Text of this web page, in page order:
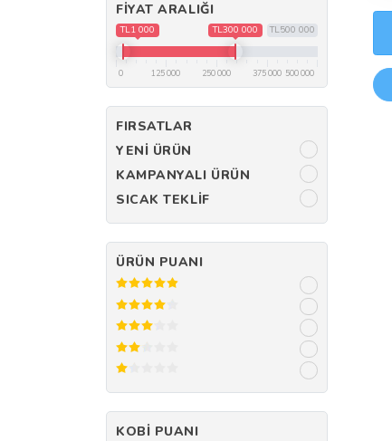
FIYAT ARALIĞI
TL500 000
TL1 000 TL300 000
0 125 000 250 000 375 000 500 000
FIRSATLAR
YENI ÜRÜN
KAMPANYALI ÜRÜN
SICAK TEKLIF
ÜRÜN PUANI
KOBI PUANI